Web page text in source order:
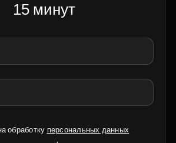
15 минут
обработку персональных данных